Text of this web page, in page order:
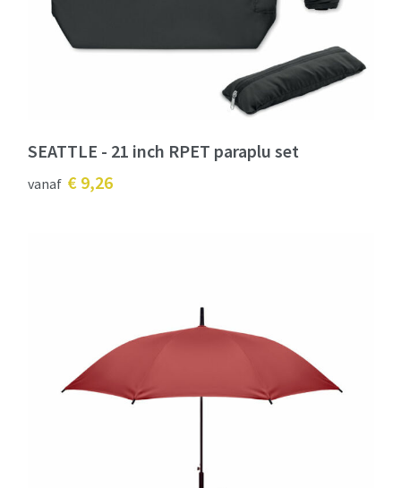
SEATTLE - 21 inch RPET paraplu set
vanaf € 9,26